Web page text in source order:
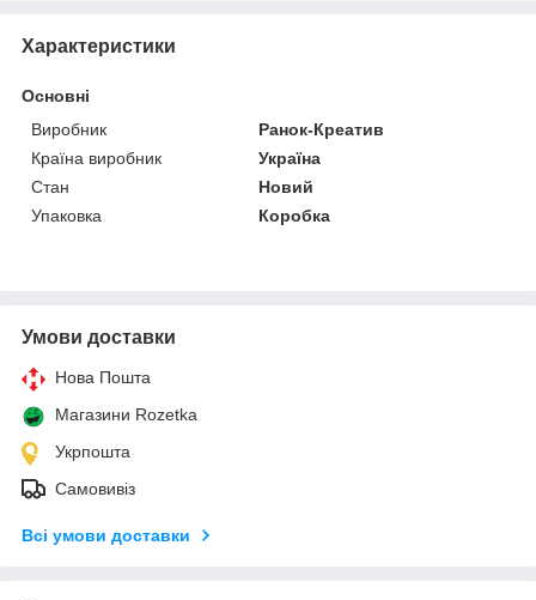
Характеристики
Основні
Виробник
Ранок-Креатив
Країна виробник
Україна
Стан
Новий
Упаковка
Коробка
Умови доставки
Нова Пошта
Магазини Rozetka
Укрпошта
Самовивіз
Всі умови доставки